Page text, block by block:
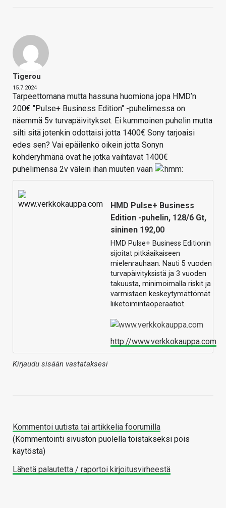
Tigerou
15.7.2024
Tarpeettomana mutta hassuna huomiona jopa HMD’n
200€ "Pulse+ Business Edition" -puhelimessa on
näemmä 5v turvapäivitykset. Ei kummoinen puhelin mutta
silti sitä jotenkin odottaisi jotta 1400€ Sony tarjoaisi
edes sen? Vai epäilenkö oikein jotta Sonyn
kohderyhmänä ovat he jotka vaihtavat 1400€
puhelimensa 2v välein ihan muuten vaan
HMD Pulse+ Business
Edition -puhelin, 128/6 Gt,
sininen 192,00
HMD Pulse+ Business Editionin
sijoitat pitkäaikaiseen
mielenrauhaan. Nauti 5 vuoden
turvapäivityksistä ja 3 vuoden
takuusta, minimoimalla riskit ja
varmistaen keskeytymättömät
liiketoimintaoperaatiot.
http://www.verkkokauppa.com
Kirjaudu sisään vastataksesi
Kommentoi uutista tai artikkelia foorumilla
(Kommentointi sivuston puolella toistakseksi pois
käytöstä)
Lähetä palautetta / raportoi kirjoitusvirheestä